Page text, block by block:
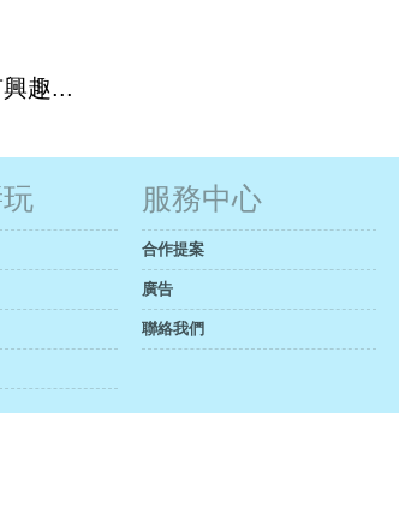
趣...
服務中心
合作提案
廣告
聯絡我們